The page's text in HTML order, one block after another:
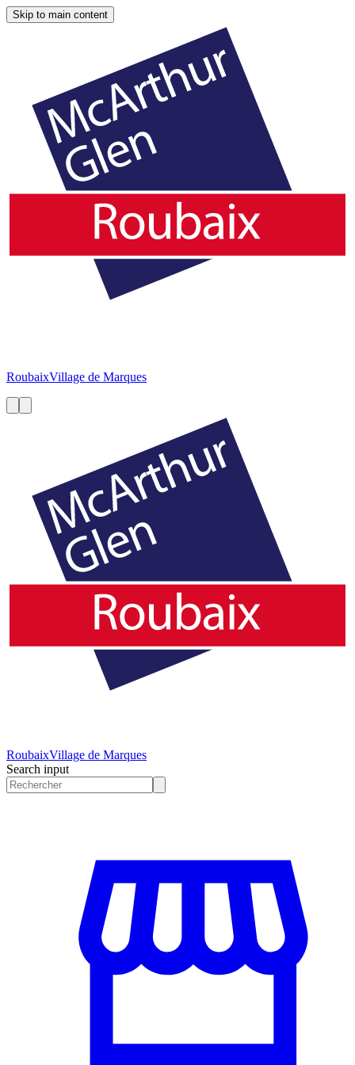
Skip to main content
RoubaixVillage de Marques
RoubaixVillage de Marques
Search input